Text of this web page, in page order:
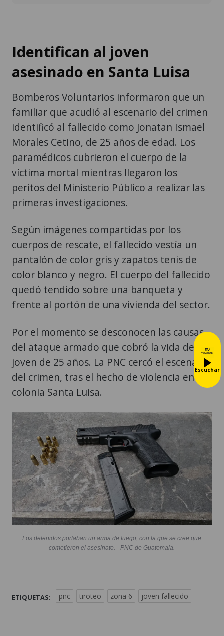
Identifican al joven
asesinado en Santa Luisa
Bomberos Voluntarios informaron que un
familiar que acudió al escenario del crimen
identificó al fallecido como Jonatan Ismael
Morales Cetino, de 25 años de edad. Los
paramédicos cubrieron el cuerpo de la
víctima mortal mientras llegaron los
peritos del Ministerio Público a realizar las
primeras investigaciones.
Según imágenes compartidas por los
cuerpos de rescate, el fallecido vestía un
pantalón de color gris y zapatos tenis de
color blanco y negro. El cuerpo del fallecido
quedó tendido sobre una banqueta y
frente al portón de una vivienda del sector.
Por el momento se desconocen las causas
del ataque armado que cobró la vida del
joven de 25 años. La PNC cercó el escenario
del crimen, tras el hecho de violencia en la
colonia Santa Luisa.
Los detenidos portaban un arma de fuego, con la que se cree que
cometieron el asesinato. - PNC de Guatemala.
ETIQUETAS: pnc tiroteo zona 6 joven fallecido
Escuchar